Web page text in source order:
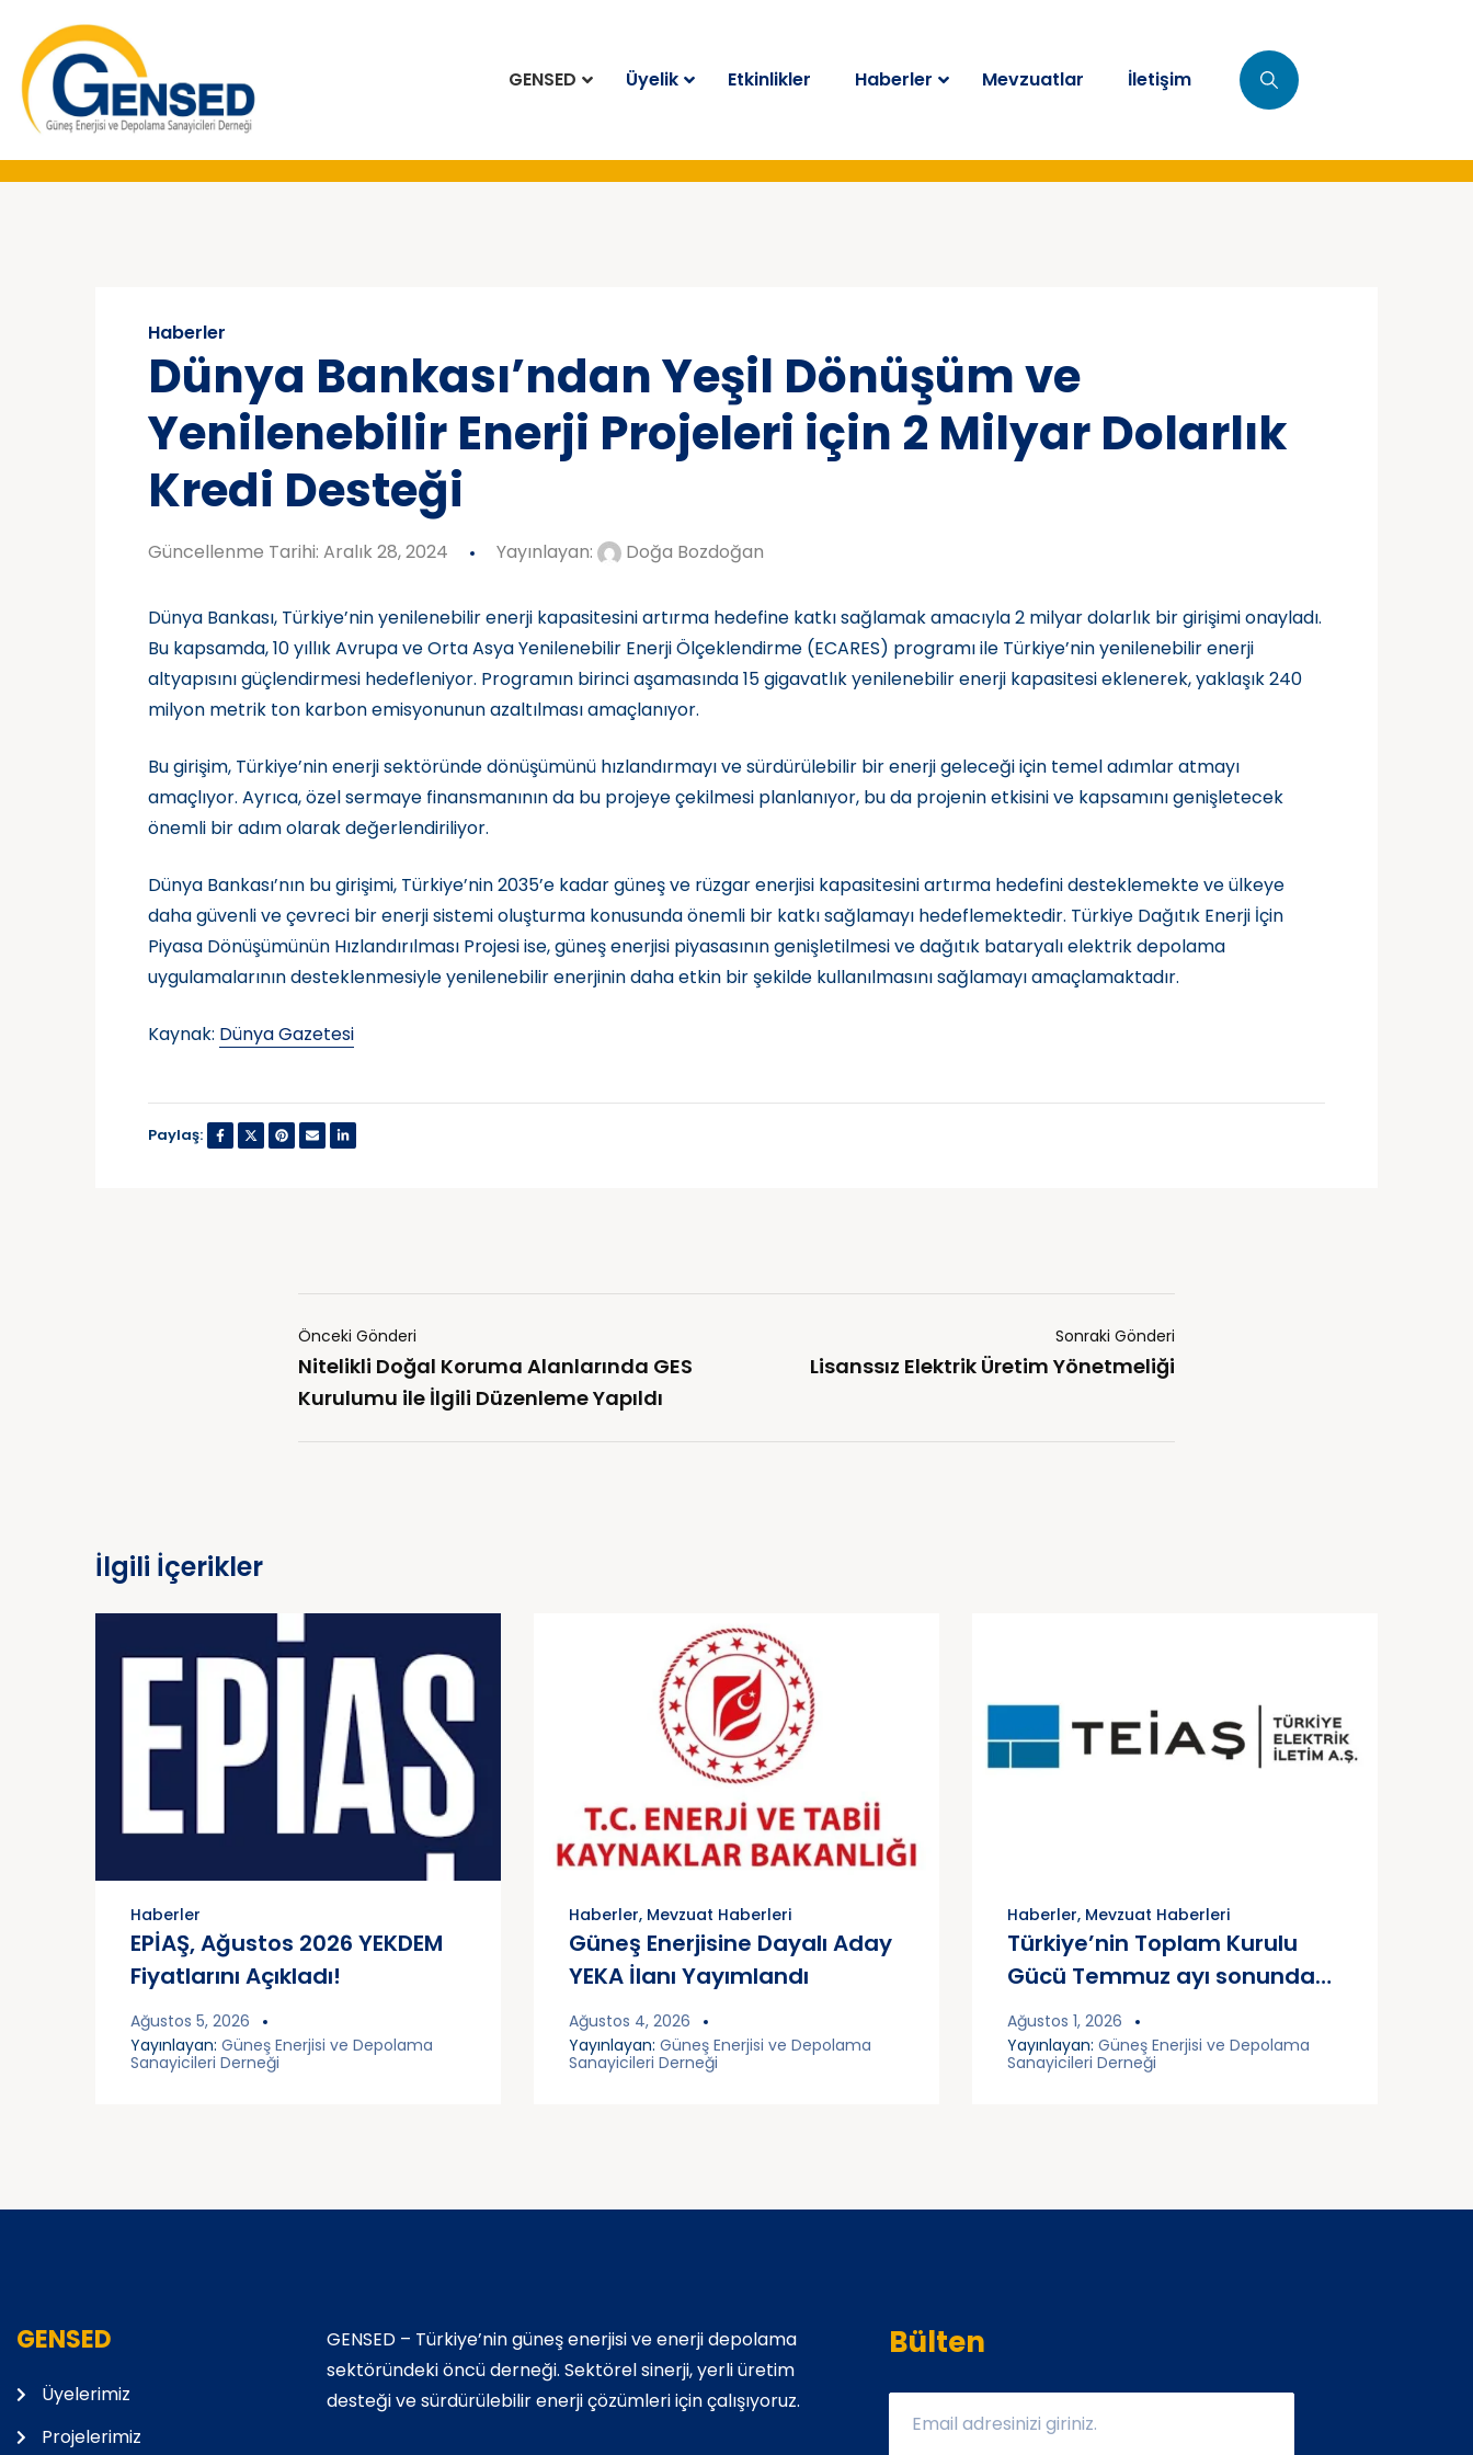
GENSED Üyelik Etkinlikler Haberler Mevzuatlar İletişim
Haberler
Dünya Bankası’ndan Yeşil Dönüşüm ve
Yenilenebilir Enerji Projeleri için 2 Milyar Dolarlık
Kredi Desteği
Güncellenme Tarihi: Aralık 28, 2024 Yayınlayan: Doğa Bozdoğan
Dünya Bankası, Türkiye’nin yenilenebilir enerji kapasitesini artırma hedefine katkı sağlamak amacıyla 2 milyar dolarlık bir girişimi onayladı.
Bu kapsamda, 10 yıllık Avrupa ve Orta Asya Yenilenebilir Enerji Ölçeklendirme (ECARES) programı ile Türkiye’nin yenilenebilir enerji
altyapısını güçlendirmesi hedefleniyor. Programın birinci aşamasında 15 gigavatlık yenilenebilir enerji kapasitesi eklenerek, yaklaşık 240
milyon metrik ton karbon emisyonunun azaltılması amaçlanıyor.
Bu girişim, Türkiye’nin enerji sektöründe dönüşümünü hızlandırmayı ve sürdürülebilir bir enerji geleceği için temel adımlar atmayı
amaçlıyor. Ayrıca, özel sermaye finansmanının da bu projeye çekilmesi planlanıyor, bu da projenin etkisini ve kapsamını genişletecek
önemli bir adım olarak değerlendiriliyor.
Dünya Bankası’nın bu girişimi, Türkiye’nin 2035’e kadar güneş ve rüzgar enerjisi kapasitesini artırma hedefini desteklemekte ve ülkeye
daha güvenli ve çevreci bir enerji sistemi oluşturma konusunda önemli bir katkı sağlamayı hedeflemektedir. Türkiye Dağıtık Enerji İçin
Piyasa Dönüşümünün Hızlandırılması Projesi ise, güneş enerjisi piyasasının genişletilmesi ve dağıtık bataryalı elektrik depolama
uygulamalarının desteklenmesiyle yenilenebilir enerjinin daha etkin bir şekilde kullanılmasını sağlamayı amaçlamaktadır.
Kaynak: Dünya Gazetesi
Paylaş:
Önceki Gönderi
Nitelikli Doğal Koruma Alanlarında GES
Kurulumu ile İlgili Düzenleme Yapıldı
Sonraki Gönderi
Lisanssız Elektrik Üretim Yönetmeliği
İlgili İçerikler
Haberler
EPİAŞ, Ağustos 2026 YEKDEM
Fiyatlarını Açıkladı!
Ağustos 5, 2026
Yayınlayan: Güneş Enerjisi ve Depolama
Sanayicileri Derneği
Haberler, Mevzuat Haberleri
Güneş Enerjisine Dayalı Aday
YEKA İlanı Yayımlandı
Ağustos 4, 2026
Yayınlayan: Güneş Enerjisi ve Depolama
Sanayicileri Derneği
Haberler, Mevzuat Haberleri
Türkiye’nin Toplam Kurulu
Gücü Temmuz ayı sonunda
126.195 MW Oldu!
Ağustos 1, 2026
Yayınlayan: Güneş Enerjisi ve Depolama
Sanayicileri Derneği
GENSED
Üyelerimiz
Projelerimiz
GENSED – Türkiye’nin güneş enerjisi ve enerji depolama
sektöründeki öncü derneği. Sektörel sinerji, yerli üretim
desteği ve sürdürülebilir enerji çözümleri için çalışıyoruz.
Bülten